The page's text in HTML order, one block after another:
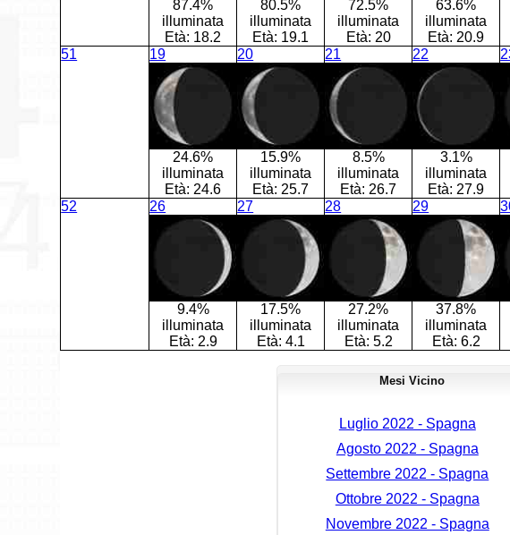
87.4%
illuminata
Età: 18.2
80.5%
illuminata
Età: 19.1
72.5%
illuminata
Età: 20
63.6%
illuminata
Età: 20.9
51
19
24.6%
illuminata
Età: 24.6
20
15.9%
illuminata
Età: 25.7
21
8.5%
illuminata
Età: 26.7
22
3.1%
illuminata
Età: 27.9
52
26
9.4%
illuminata
Età: 2.9
27
17.5%
illuminata
Età: 4.1
28
27.2%
illuminata
Età: 5.2
29
37.8%
illuminata
Età: 6.2
Mesi Vicino
Luglio 2022 - Spagna
Agosto 2022 - Spagna
Settembre 2022 - Spagna
Ottobre 2022 - Spagna
Novembre 2022 - Spagna